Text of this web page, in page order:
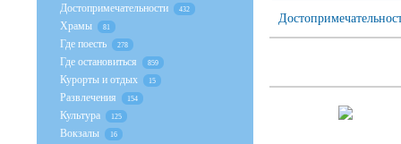
Достопримечательности 432
Храмы 81
Где поесть 278
Где остановиться 859
Курорты и отдых 15
Развлечения 154
Культура 125
Вокзалы 16